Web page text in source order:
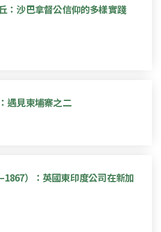
：沙巴拿督公信仰的多樣實踐
遇見柬埔寨之二
）：英國東印度公司在新加